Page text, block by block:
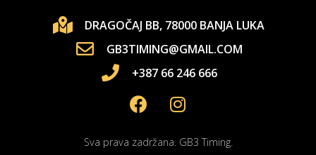
DRAGOČAJ BB, 78000 BANJA LUKA
GB3TIMING@GMAIL.COM
+387 66 246 666
Sva prava zadržana. GB3 Timing.